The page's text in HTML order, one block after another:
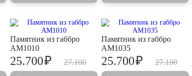
Памятник из габбро
AM1010
27.100
25.700₽
Памятник из габбро
AM1035
27.100
25.700₽